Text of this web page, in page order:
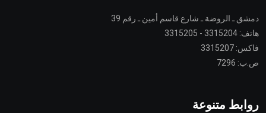
دمشق ـ الروضة ـ شارع قاسم أمين ـ رقم 39
هاتف: 3315204 - 3315205
فاكس: 3315207
ص.ب: 7296
روابط متنوعة